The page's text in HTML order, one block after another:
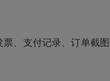
支付记录、订单截图